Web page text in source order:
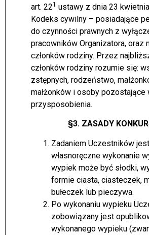
art. 221 ustawy z dnia 23
Kodeks cywilny – posiadające
do czynności prawnych z
pracowników Organizatora, oraz
członków rodziny. Przez
członków rodziny rozumie się:
zstępnych, rodzeństwo,
małżonków i osoby pozostające
przysposobienia.
§3. ZASADY
Zadaniem Uczestników jest
własnoręczne wykonanie
wypiek może być słodki,
formie ciasta, ciasteczek,
bułeczek lub pieczywa.
Po wykonaniu wypieku
zobowiązany jest
wykonanego wypieku